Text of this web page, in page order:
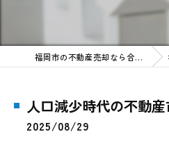
福岡市の不動産売却なら合同会社KM企画
人口減少時代の不動
2025/08/29